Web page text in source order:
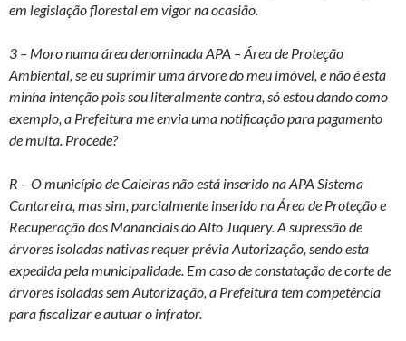
em legislação florestal em vigor na ocasião.
3 – Moro numa área denominada APA – Área de Proteção
Ambiental, se eu suprimir uma árvore do meu imóvel, e não é esta
minha intenção pois sou literalmente contra, só estou dando como
exemplo, a Prefeitura me envia uma notificação para pagamento
de multa. Procede?
R – O município de Caieiras não está inserido na APA Sistema
Cantareira, mas sim, parcialmente inserido na Área de Proteção e
Recuperação dos Mananciais do Alto Juquery. A supressão de
árvores isoladas nativas requer prévia Autorização, sendo esta
expedida pela municipalidade. Em caso de constatação de corte de
árvores isoladas sem Autorização, a Prefeitura tem competência
para fiscalizar e autuar o infrator.